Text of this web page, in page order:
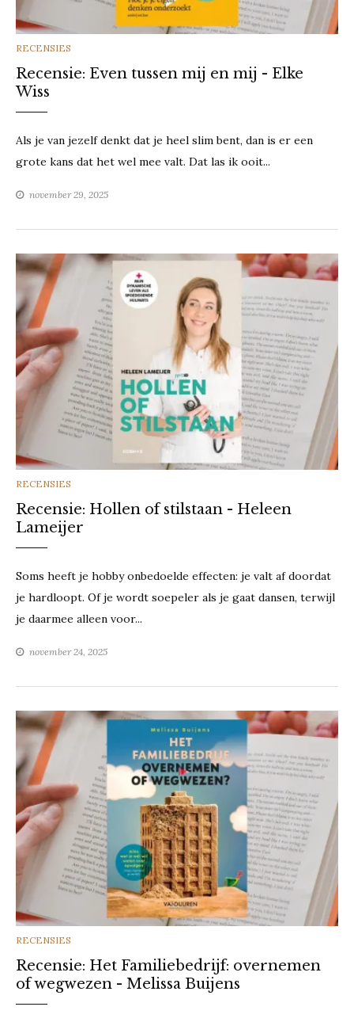
CATEGORIES
RECENSIES
Recensie: Even tussen mij en mij - Elke
Wiss
Als je van jezelf denkt dat je heel slim bent, dan is er een
grote kans dat het wel mee valt. Dat las ik ooit...
november 29, 2025
CATEGORIES
RECENSIES
Recensie: Hollen of stilstaan - Heleen
Lameijer
Soms heeft je hobby onbedoelde effecten: je valt af doordat
je hardloopt. Of je wordt soepeler als je gaat dansen, terwijl
je daarmee alleen voor...
november 24, 2025
CATEGORIES
RECENSIES
Recensie: Het Familiebedrijf: overnemen
of wegwezen - Melissa Buijens